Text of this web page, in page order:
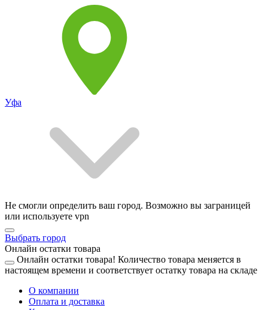
Уфа
Не смогли определить ваш город. Возможно вы заграницей
или используете vpn
Выбрать город
Онлайн остатки товара
Онлайн остатки товара! Количество товара меняется в
настоящем времени и соответствует остатку товара на складе
О компании
Оплата и доставка